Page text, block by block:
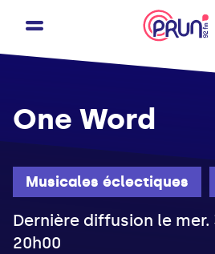
Musicales éclectiques
One Word
Dernière diffusion le mer.
20h00